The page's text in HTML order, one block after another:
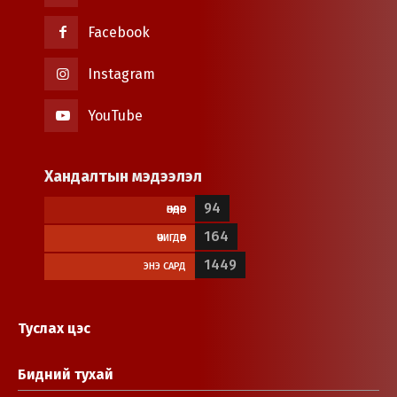
Facebook
Instagram
YouTube
Хандалтын мэдээлэл
ӨНӨӨДӨР 94
ӨЧИГДӨР 164
ЭНЭ САРД 1449
Туслах цэс
Бидний тухай